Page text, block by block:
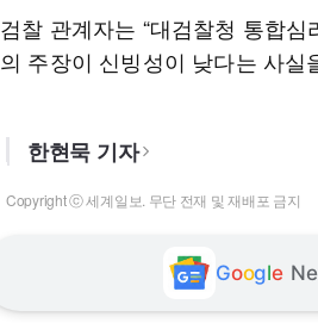
검찰 관계자는 “대검찰청 통합
의 주장이 신빙성이 낮다는 사실
한현묵 기자
Copyright ⓒ 세계일보. 무단 전재 및 재배포 금지
Google